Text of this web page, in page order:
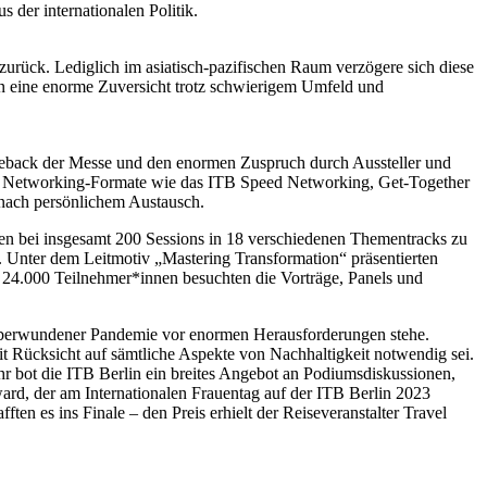
der internationalen Politik.
Lediglich im asiatisch-pazifischen Raum verzögere sich diese
eine enorme Zuversicht trotz schwierigem Umfeld und
der Messe und den enormen Zuspruch durch Aussteller und
Formate wie das ITB Speed Networking, Get-Together
persönlichem Austausch.
insgesamt 200 Sessions in 18 verschiedenen Thementracks zu
dem Leitmotiv „Mastering Transformation“ präsentierten
Teilnehmer*innen besuchten die Vorträge, Panels und
Pandemie vor enormen Herausforderungen stehe.
Rücksicht auf sämtliche Aspekte von Nachhaltigkeit notwendig sei.
bot die ITB Berlin ein breites Angebot an Podiumsdiskussionen,
der am Internationalen Frauentag auf der ITB Berlin 2023
es ins Finale – den Preis erhielt der Reiseveranstalter Travel